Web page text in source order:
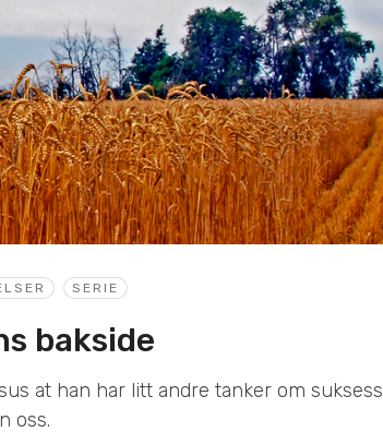
SERIE
bakside
at han har litt andre tanker om suksess
oss.